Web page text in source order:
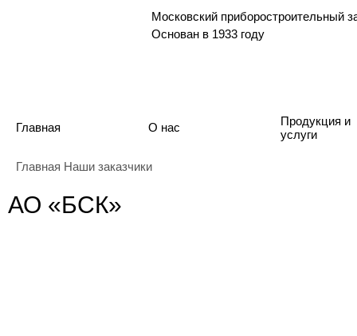
Московский
Основан в 1933 году
Главная О нас
Продукция и
услуги
Главная Наши заказчики
АО «БСК»